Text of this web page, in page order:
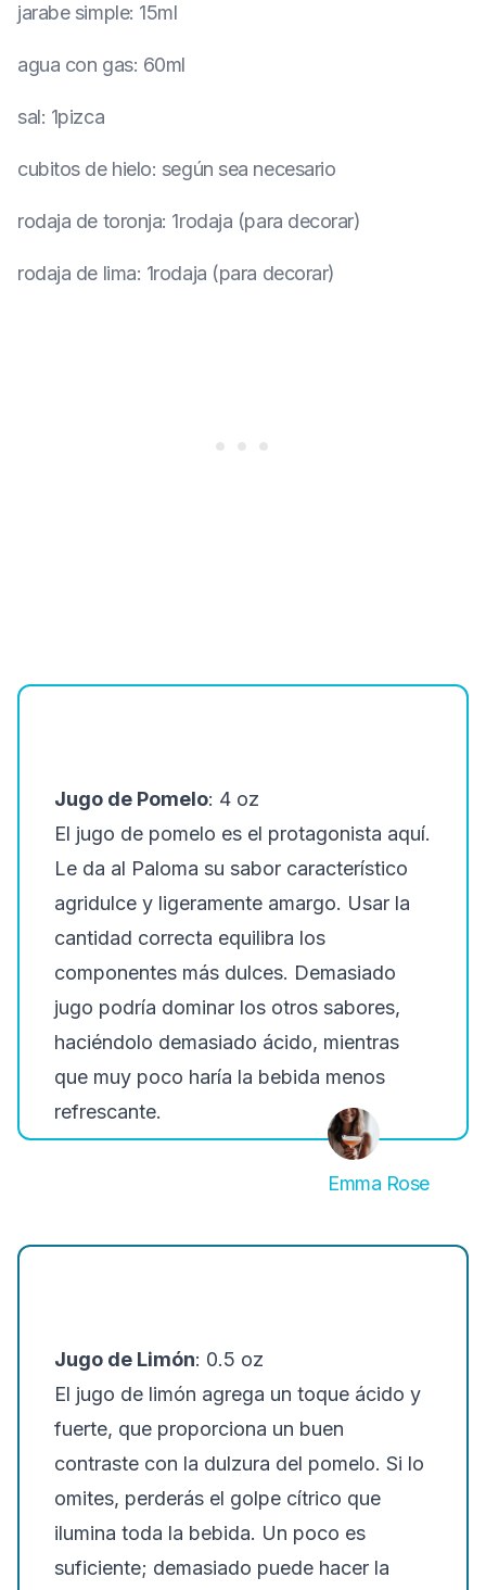
jarabe simple: 15ml
agua con gas: 60ml
sal: 1pizca
cubitos de hielo: según sea necesario
rodaja de toronja: 1rodaja (para decorar)
rodaja de lima: 1rodaja (para decorar)
Jugo de Pomelo: 4 oz
El jugo de pomelo es el protagonista aquí.
Le da al Paloma su sabor característico
agridulce y ligeramente amargo. Usar la
cantidad correcta equilibra los
componentes más dulces. Demasiado
jugo podría dominar los otros sabores,
haciéndolo demasiado ácido, mientras
que muy poco haría la bebida menos
refrescante.
Emma Rose
Jugo de Limón: 0.5 oz
El jugo de limón agrega un toque ácido y
fuerte, que proporciona un buen
contraste con la dulzura del pomelo. Si lo
omites, perderás el golpe cítrico que
ilumina toda la bebida. Un poco es
suficiente; demasiado puede hacer la